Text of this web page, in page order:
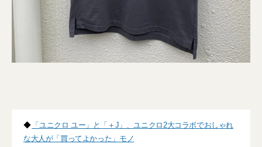
◆ 「ユニクロ ユー」と「＋J」、ユニクロ2大コラボでおしゃれ
な大人が「買ってよかった」モノ